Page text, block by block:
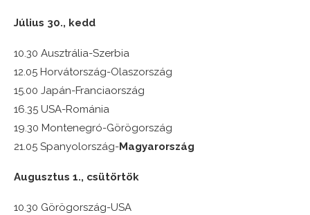
Július 30., kedd
10.30 Ausztrália-Szerbia
12.05 Horvátország-Olaszország
15.00 Japán-Franciaország
16.35 USA-Románia
19.30 Montenegró-Görögország
21.05 Spanyolország-Magyarország
Augusztus 1., csütörtök
10.30 Görögország-USA